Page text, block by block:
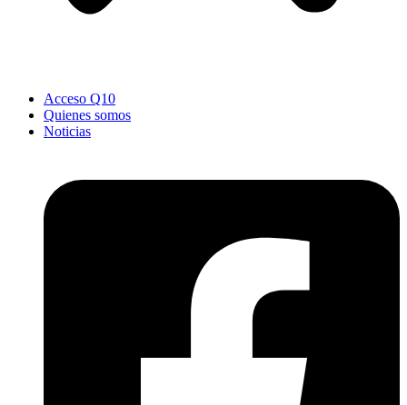
Acceso Q10
Quienes somos
Noticias